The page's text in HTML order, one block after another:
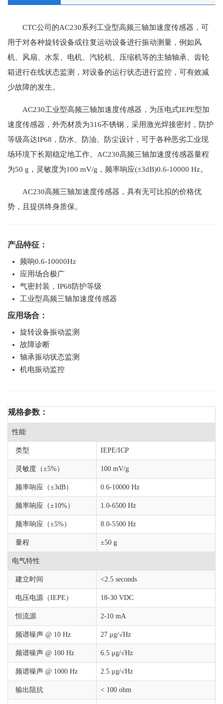
CTC公司的AC230系列工业型高频三轴加速度传感器，可
用于对各种旋转设备或往复运动设备进行振动测量，例如风
机、风扇、水泵、电机、汽轮机、压缩机等的主轴轴承、齿轮
箱进行在线状态监测，对设备的运行状态进行监控，可有效减
少故障的发生。
AC230工业型高频三轴加速度传感器，为压电式IEPE型加
速度传感器，外壳材质为316不锈钢，采用激光焊接密封，防护
等级高达IP68，防水、防油、防尘设计，可于各种恶劣工业现
场环境下长期稳定地工作。AC230高频三轴加速度传感器量程
为50 g，灵敏度为100 mV/g，频率响应(±3dB)0.6-10000 Hz。
AC230高频三轴加速度传感器，具有无可比拟的价格优
势，且提供终身质保。
产品特征：
频响0.6-10000Hz
应用场合极广
气密封装，IP68防护等级
工业型高频三轴加速度传感器
应用场合：
旋转设备振动监测
故障诊断
轴承振动状态监测
机电振动监控
规格参数：
性能
类型 IEPE/ICP
灵敏度（±5%） 100 mV/g
频率响应（±3dB） 0.6-10000 Hz
频率响应（±10%） 1.0-6500 Hz
频率响应（±5%） 8.0-5500 Hz
量程 ±50 g
电气特性
建立时间 <2.5 seconds
电压电源（IEPE） 18-30 VDC
恒流源 2-10 mA
频谱噪声 @ 10 Hz 27 μg/√Hz
频谱噪声 @ 100 Hz 6.5 μg/√Hz
频谱噪声 @ 1000 Hz 2.5 μg/√Hz
输出阻抗 < 100 ohm